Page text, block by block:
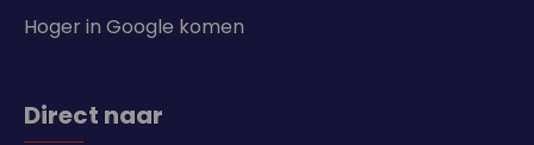
Hoger in Google komen
Direct naar